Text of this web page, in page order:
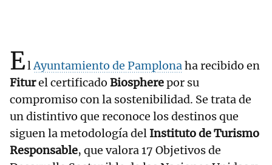
ElAyuntamiento de Pamplonaha recibido en
Fiturel certificado Biospherepor su
compromiso con la sostenibilidad. Se trata de
un distintivo que reconoce los destinos que
siguen la metodología del Instituto de Turismo
Responsable, que valora 17 Objetivos de